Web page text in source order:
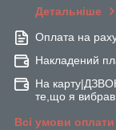
Детальніше
Оплата на
Накладений
На
те,що я
Всі умови оплати